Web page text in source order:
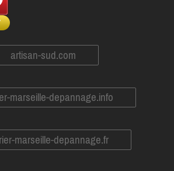
artisan-sud.com
marseille-depannage.info
marseille-depannage.fr